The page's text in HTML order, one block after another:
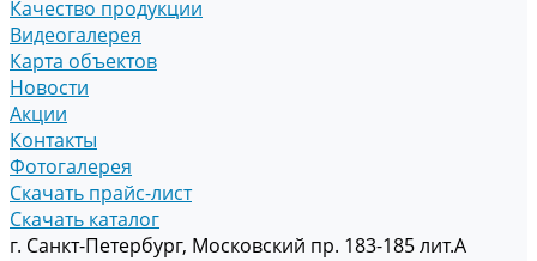
Качество продукции
Видеогалерея
Карта объектов
Новости
Акции
Контакты
Фотогалерея
Скачать прайс-лист
Скачать каталог
г. Санкт-Петербург, Московский пр. 183-185 лит.А